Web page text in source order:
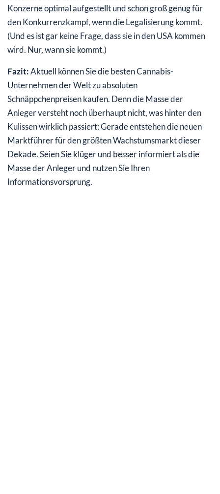
Konzerne optimal aufgestellt und schon groß genug für
den Konkurrenzkampf, wenn die Legalisierung kommt.
(Und es ist gar keine Frage, dass sie in den USA kommen
wird. Nur, wann sie kommt.)
Fazit:Aktuell können Sie die besten Cannabis-
Unternehmen der Welt zu absoluten
Schnäppchenpreisen kaufen. Denn die Masse der
Anleger versteht noch überhaupt nicht, was hinter den
Kulissen wirklich passiert: Gerade entstehen die neuen
Marktführer für den größten Wachstumsmarkt dieser
Dekade. Seien Sie klüger und besser informiert als die
Masse der Anleger und nutzen Sie Ihren
Informationsvorsprung.